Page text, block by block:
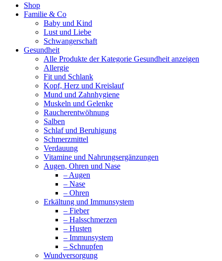
opens
in
window
Shop
Familie & Co
Baby und Kind
Lust und Liebe
Schwangerschaft
Gesundheit
Alle Produkte der Kategorie Gesundheit anzeigen
Allergie
Fit und Schlank
Kopf, Herz und Kreislauf
Mund und Zahnhygiene
Muskeln und Gelenke
Raucherentwöhnung
Salben
Schlaf und Beruhigung
Schmerzmittel
Verdauung
Vitamine und Nahrungsergänzungen
Augen, Ohren und Nase
– Augen
– Nase
– Ohren
Erkältung und Immunsystem
– Fieber
– Halsschmerzen
– Husten
– Immunsystem
– Schnupfen
Wundversorgung